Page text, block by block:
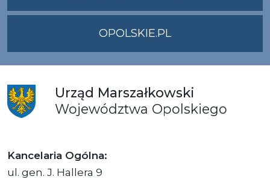
OPOLSKIE.PL
Urząd Marszałkowski
Województwa Opolskiego
Kancelaria Ogólna:
ul. gen. J. Hallera 9